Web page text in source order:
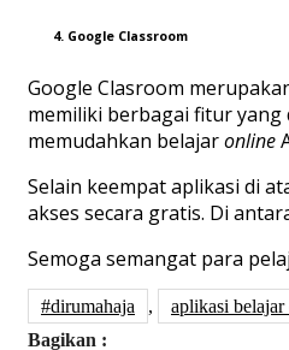
4. Google Classroom
Google Clasroom
memiliki berbagai fitur yang
memudahkan belajaronline
Selain keempat aplikasi di
akses secara gratis. Di
Semoga semangat para
#dirumahaja , aplikasi
Bagikan :